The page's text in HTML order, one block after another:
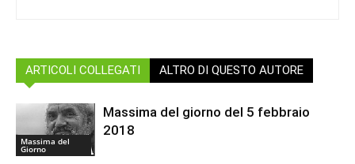
ARTICOLI COLLEGATI ALTRO DI QUESTO AUTORE
Massima del
Giorno
Massima del giorno del 5 febbraio
2018